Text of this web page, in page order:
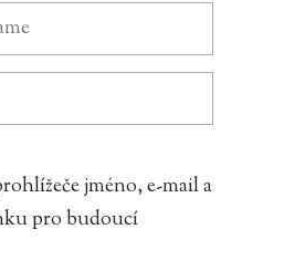
jméno, e-mail a
pro budoucí